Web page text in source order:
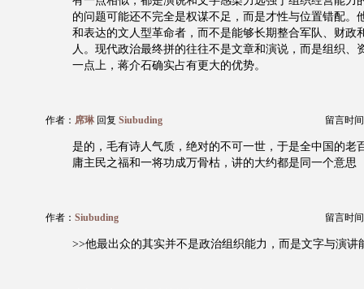
的问题可能还不完全是权谋不足，而是才性与位置错配。
和表达的文人型革命者，而不是能够长期整合军队、财政
人。现代政治最终拼的往往不是文章和演说，而是组织、
一点上，蒋介石确实占有更大的优势。
作者： 席琳 回复 Siubuding 留言时
是的，毛有诗人气质，绝对的不可一世，于是全中国的老
庸主民之福和一将功成万骨枯，讲的大约都是同一个意思
作者： Siubuding 留言时
>>他最出众的其实并不是政治组织能力，而是文字与演讲